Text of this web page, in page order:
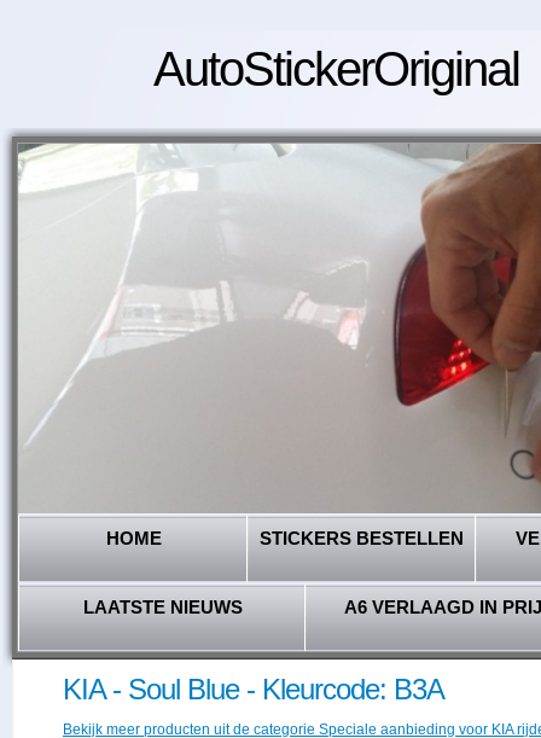
AutoStickerOriginal
HOME STICKERS BESTELLEN
LAATSTE NIEUWS A6 VERLAAGD IN
KIA - Soul Blue - Kleurcode: B3A
Bekijk meer producten uit de categorie Speciale aanbieding voor KIA